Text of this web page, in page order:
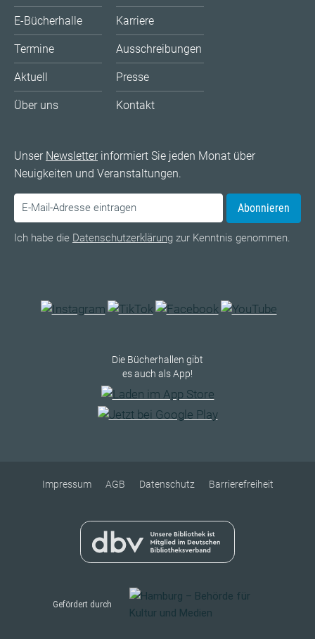
E-Bücherhalle
Termine
Aktuell
Über uns
Karriere
Ausschreibungen
Presse
Kontakt
Unser Newsletterinformiert Sie jeden Monat über
Neuigkeiten und Veranstaltungen.
Abonnieren
Ich habe die Datenschutzerklärung zur Kenntnis genommen.
Die Bücherhallen gibt
es auch als App!
Impressum AGB Datenschutz Barrierefreiheit
Gefördert durch